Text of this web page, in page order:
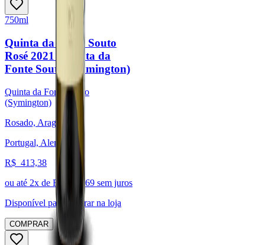
750ml
Quinta da Fonte Souto
Rosé 2021 (Quinta da
Fonte Souto - Symington)
Quinta da Fonte Souto
(Symington)
Rosado, Aragonês
Portugal, Alentejo
R$ 413,38
ou até 2x de R$ 206,69 sem juros
Disponível para:
Retirar na loja
COMPRAR